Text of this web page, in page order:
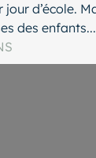
jour d’école.
des enfants...